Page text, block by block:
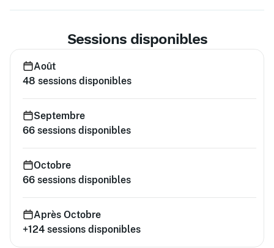
Sessions disponibles
Août
48 sessions disponibles
Septembre
66 sessions disponibles
Octobre
66 sessions disponibles
Après Octobre
+124 sessions disponibles